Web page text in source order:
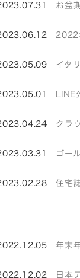
お盆
2022
イタ
クラ
ゴー
住宅
年末
日本